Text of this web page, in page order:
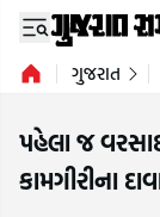
ગુજરાત
પહેલા જ
કામગીરીના